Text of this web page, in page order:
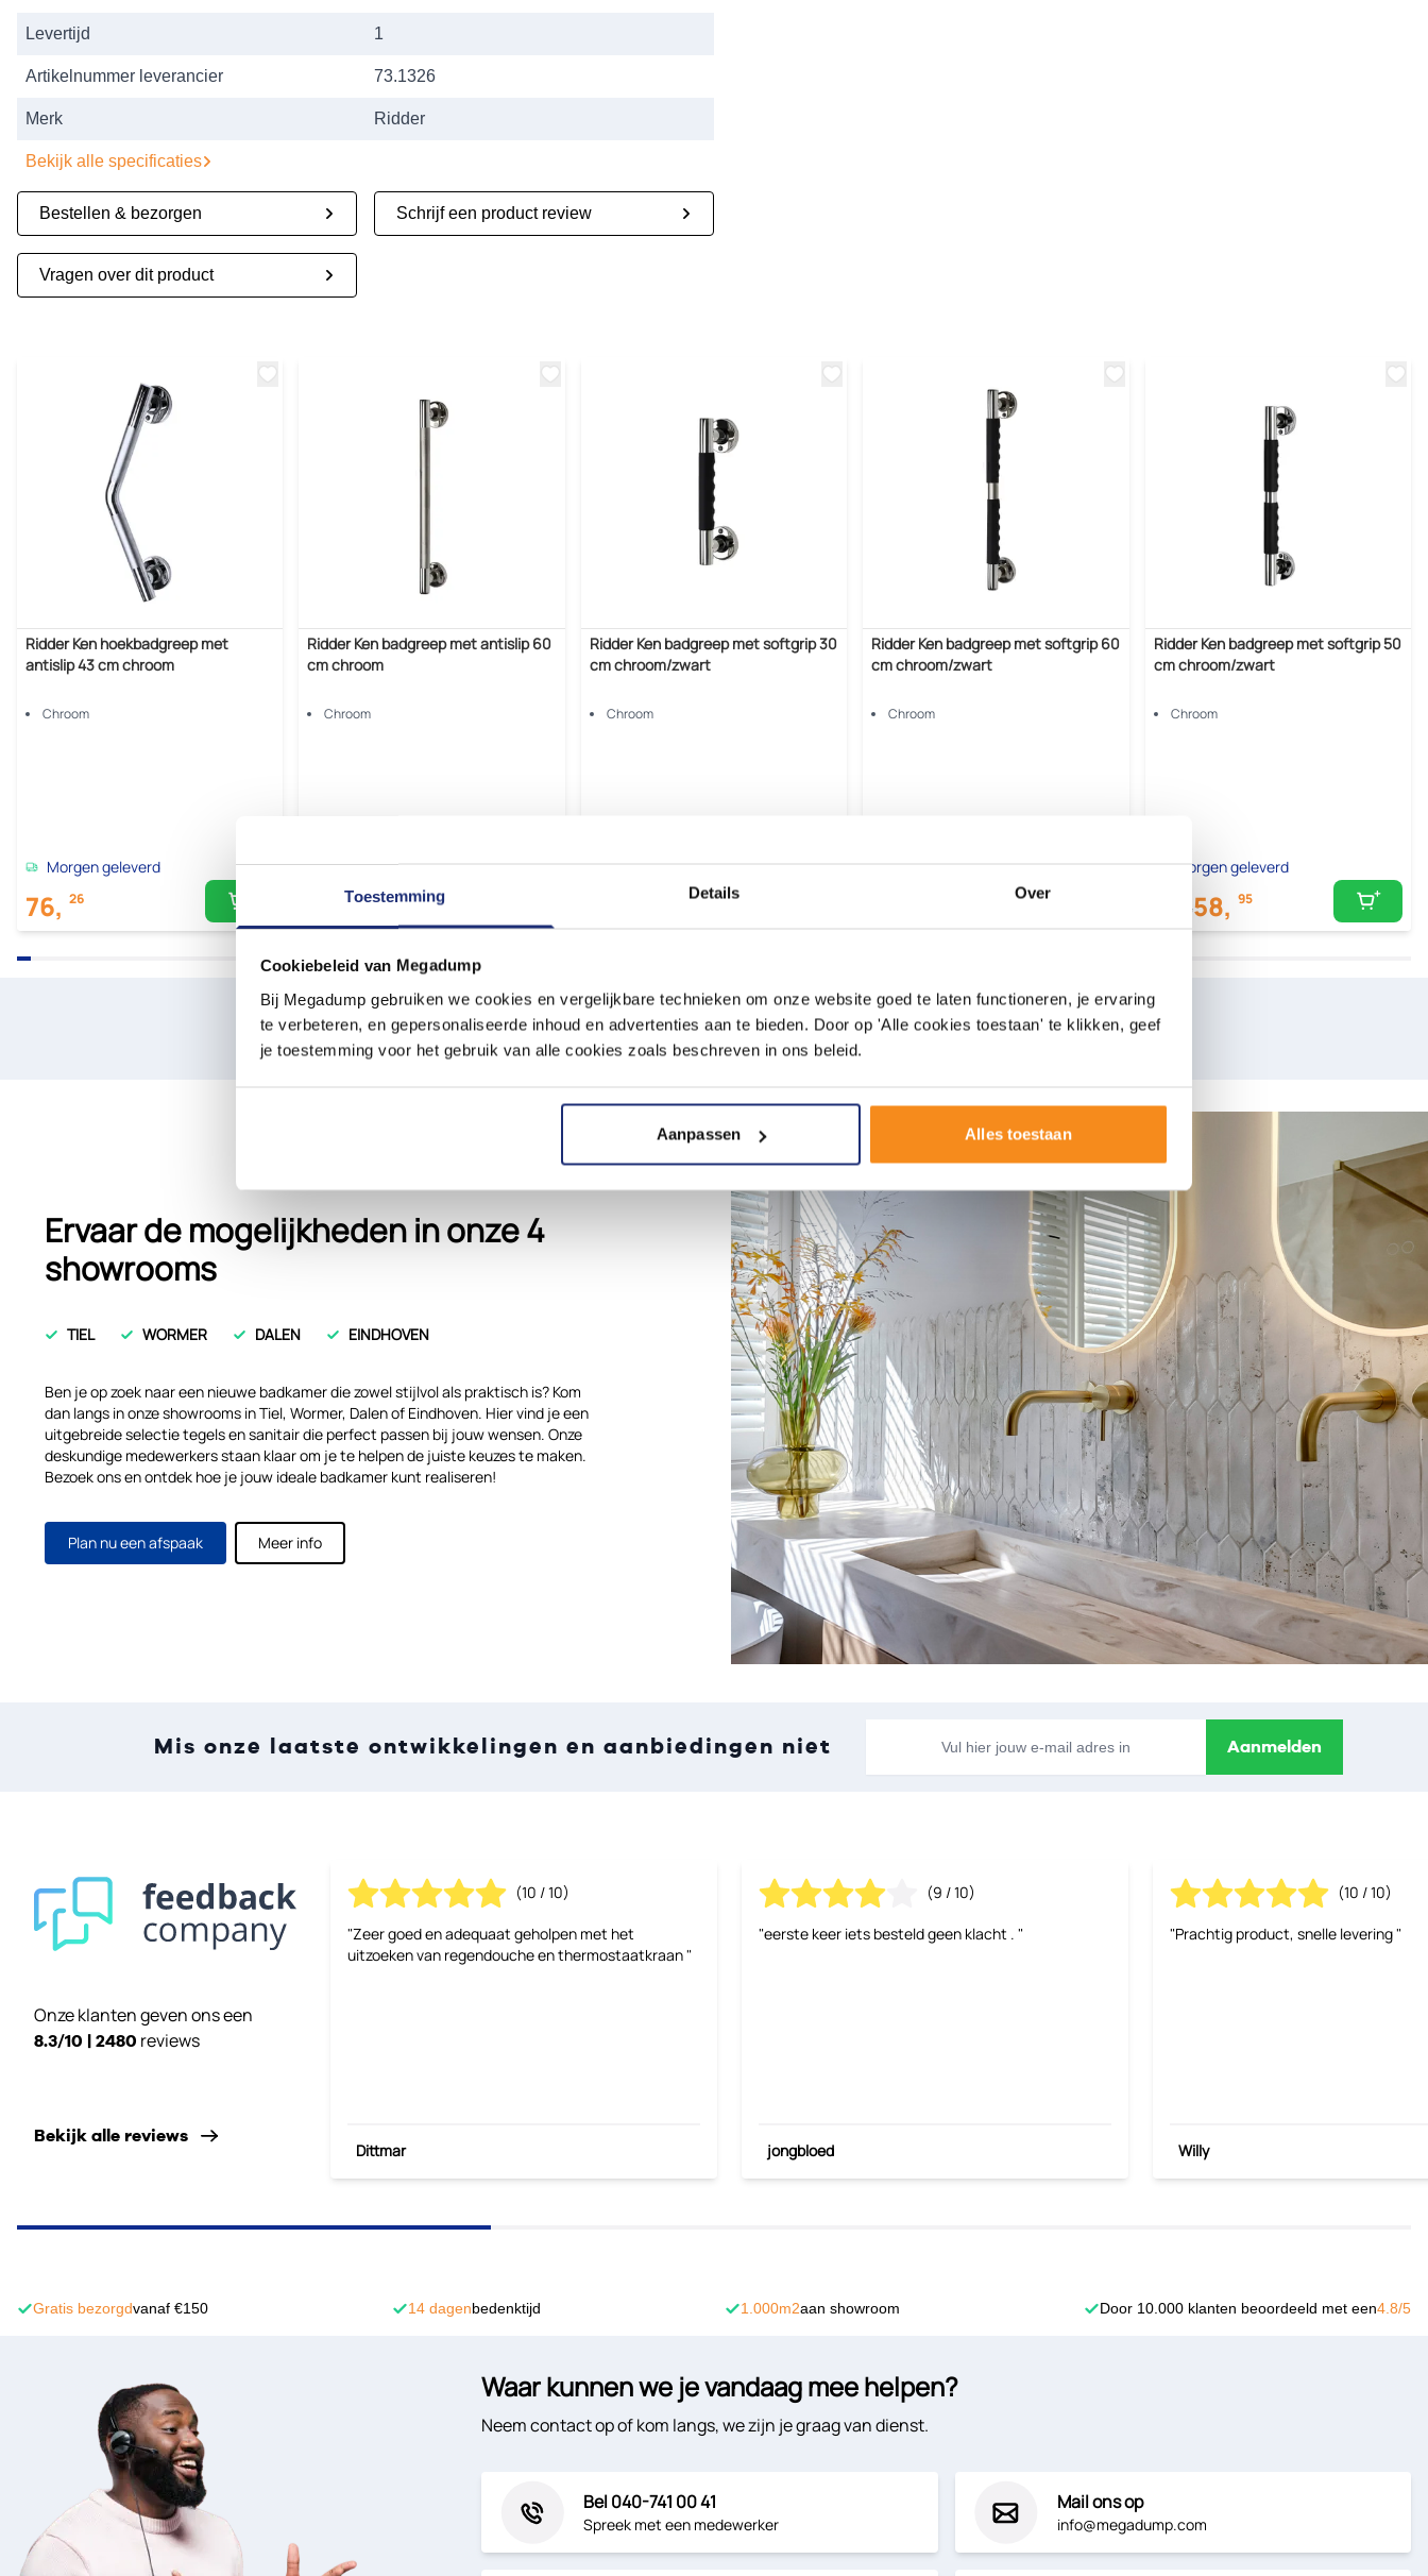
Toestemming Details Over
Cookiebeleid van Megadump
Bij Megadump gebruiken we cookies en vergelijkbare technieken om onze website goed te laten functioneren, je ervaring
te verbeteren, en gepersonaliseerde inhoud en advertenties aan te bieden. Door op 'Alle cookies toestaan' te klikken, geef
je toestemming voor het gebruik van alle cookies zoals beschreven in ons beleid.
Aanpassen Alles toestaan
Levertijd 1
Artikelnummer leverancier 73.1326
Merk Ridder
Bekijk alle specificaties
Bestellen & bezorgen Schrijf een product review
Vragen over dit product
Ridder Ken hoekbadgreep met
antislip 43 cm chroom
Chroom
Morgen geleverd
76, 26
Ridder Ken badgreep met antislip 60
cm chroom
Chroom
Morgen geleverd
98
Ridder Ken badgreep met softgrip 30
cm chroom/zwart
Chroom
Ridder Ken badgreep met softgrip 60
cm chroom/zwart
Chroom
Ridder Ken badgreep met softgrip 50
cm chroom/zwart
Chroom
Morgen geleverd
58, 95
58.98
Laat je adviseren door onze experts
Plan een winkelbezoek op een moment naar keuze
Plan een winkelbezoek
Ervaar de mogelijkheden in onze 4
showrooms
TIEL WORMER DALEN EINDHOVEN
Ben je op zoek naar een nieuwe badkamer die zowel stijlvol als praktisch is? Kom
dan langs in onze showrooms in Tiel, Wormer, Dalen of Eindhoven. Hier vind je een
uitgebreide selectie tegels en sanitair die perfect passen bij jouw wensen. Onze
deskundige medewerkers staan klaar om je te helpen de juiste keuzes te maken.
Bezoek ons en ontdek hoe je jouw ideale badkamer kunt realiseren!
Plan nu een afspaak Meer info
Mis onze laatste ontwikkelingen en aanbiedingen niet Aanmelden
Onze klanten geven ons een
8.3/10 | 2480 reviews
Bekijk alle reviews
(10 / 10)
"Zeer goed en adequaat geholpen met het
uitzoeken van regendouche en thermostaatkraan "
Dittmar
(9 / 10)
"eerste keer iets besteld geen klacht . "
jongbloed
(10 / 10)
"Prachtig product, snelle levering "
Willy
Gratis bezorgdvanaf €150 14 dagenbedenktijd 1.000m2aan showroom Door 10.000 klanten beoordeeld met een4.8/5
Waar kunnen we je vandaag mee helpen?
Neem contact op of kom langs, we zijn je graag van dienst.
Bel 040-741 00 41
Spreek met een medewerker
Mail ons op
info@megadump.com